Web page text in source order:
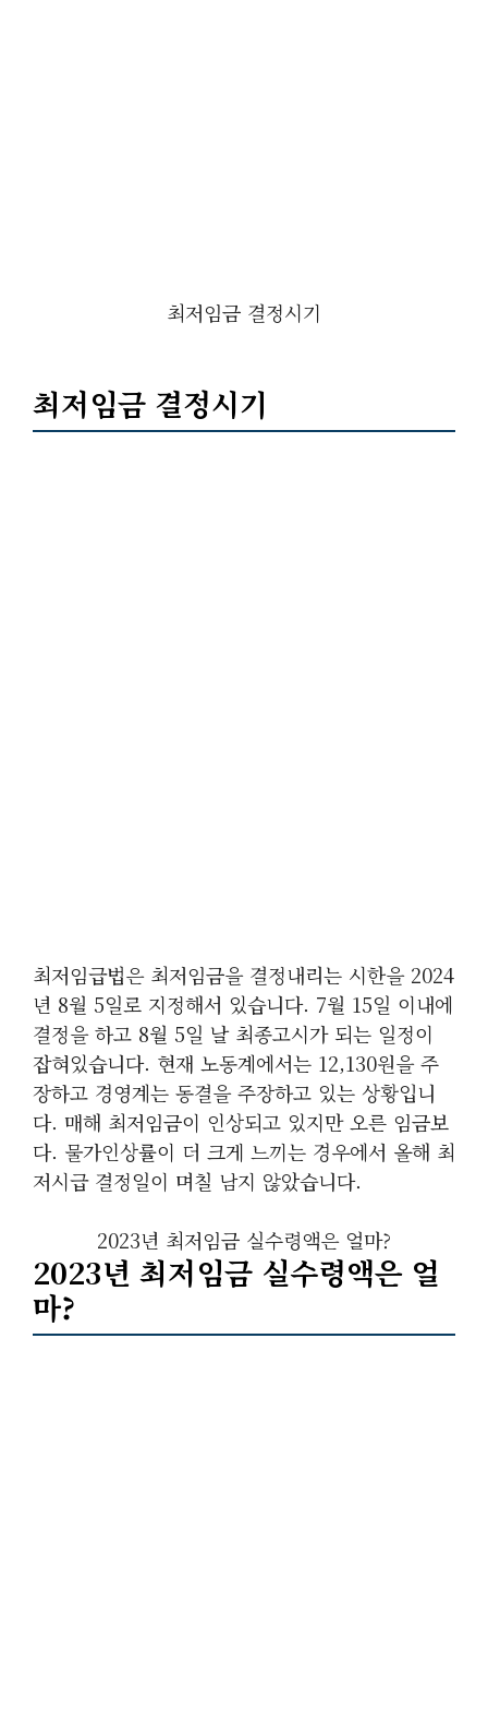
최저임금 결정시기
최저임금 결정시기
최저임급법은 최저임금을 결정내리는 시한을 2024
년 8월 5일로 지정해서 있습니다. 7월 15일 이내에
결정을 하고 8월 5일 날 최종고시가 되는 일정이
잡혀있습니다. 현재 노동계에서는 12,130원을 주
장하고 경영계는 동결을 주장하고 있는 상황입니
다. 매해 최저임금이 인상되고 있지만 오른 임금보
다. 물가인상률이 더 크게 느끼는 경우에서 올해 최
저시급 결정일이 며칠 남지 않았습니다.
2023년 최저임금 실수령액은 얼마?
2023년 최저임금 실수령액은 얼
마?